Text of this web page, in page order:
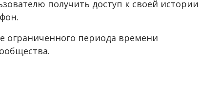
получить доступ к своей истории
ограниченного периода времени